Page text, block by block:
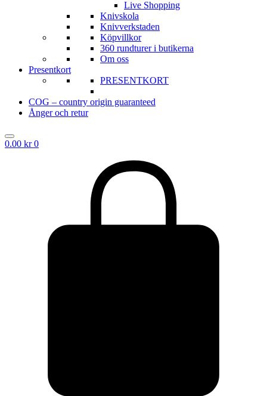
Live Shopping
Knivskola
Knivverkstaden
Köpvillkor
360 rundturer i butikerna
Om oss
Presentkort
PRESENTKORT
COG – country origin guaranteed
Ånger och retur
0.00 kr 0